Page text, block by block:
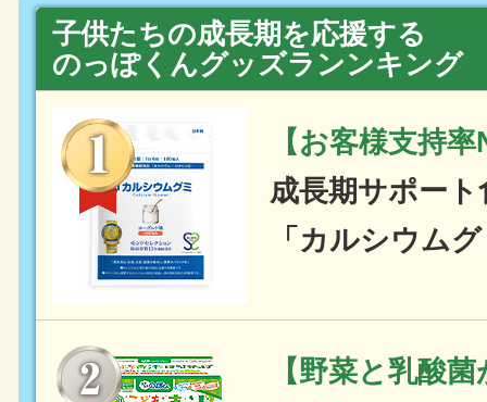
子供たちの成長期を応援する
のっぽくんグッズランンキング
【お客様支持
成長期サポート
「カルシウム
【野菜と乳酸